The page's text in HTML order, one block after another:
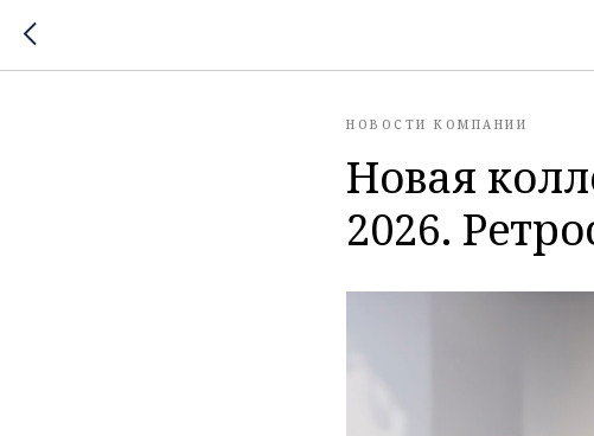
НОВОСТИ КОМПАНИИ
Новая
2026.